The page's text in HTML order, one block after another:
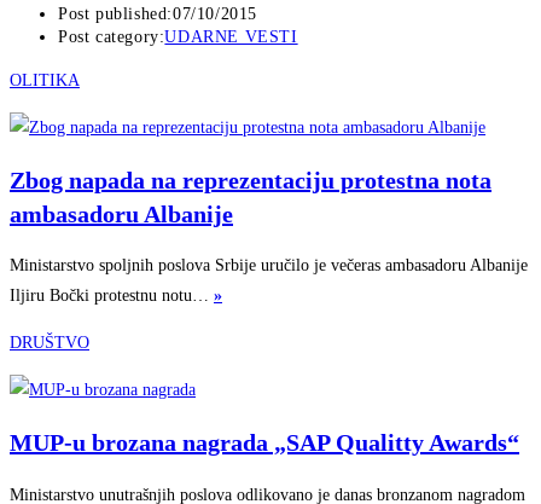
Post published:07/10/2015
Post category:UDARNE VESTI
OLITIKA
Zbog napada na reprezentaciju protestna nota
ambasadoru Albanije
Ministarstvo spoljnih poslova Srbije uručilo je večeras ambasadoru Albanije
Iljiru Bočki protestnu notu… »
DRUŠTVO
MUP-u brozana nagrada „SAP Qualitty Awards“
Ministarstvo unutrašnjih poslova odlikovano je danas bronzanom nagradom